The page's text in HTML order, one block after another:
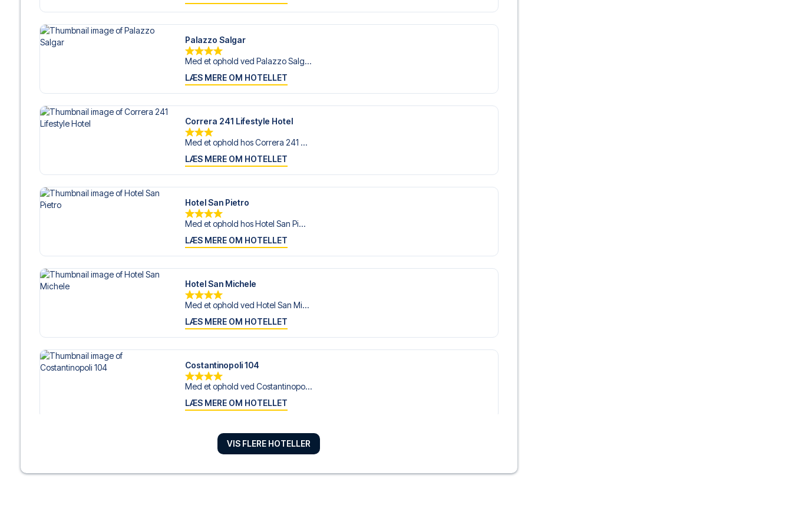
Palazzo Salgar
Med et ophold ved Palazzo Salg...
LÆS MERE OM HOTELLET
Correra 241 Lifestyle Hotel
Med et ophold hos Correra 241 ...
LÆS MERE OM HOTELLET
Hotel San Pietro
Med et ophold hos Hotel San Pi...
LÆS MERE OM HOTELLET
Hotel San Michele
Med et ophold ved Hotel San Mi...
LÆS MERE OM HOTELLET
Costantinopoli 104
Med et ophold ved Costantinopo...
LÆS MERE OM HOTELLET
Albergo Palazzo Decumani
VIS FLERE HOTELLER